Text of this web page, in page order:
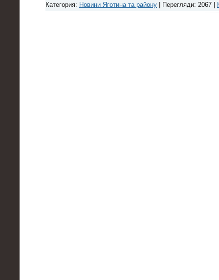
Категория: Новини Яготина та району | Перегляди: 2067 |